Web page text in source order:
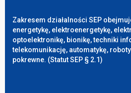
Zakresem działalności SEP
energetykę, elektroenergetykę,
optoelektronikę, bionikę, techniki
telekomunikację, automatykę,
pokrewne. (Statut SEP § 2.1)